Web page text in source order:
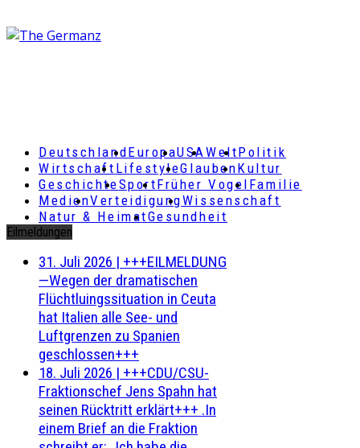
DeutschlandEuropaUSAWeltPolitik
Wirtschaft LifestyleGlaubenKultur
GeschichteSportFrüher Vogel Familie
MedienVerteidigungWissenschaft
Natur & HeimatGesundheit
Eilmeldungen
31. Juli 2026 | +++EILMELDUNG
—Wegen der dramatischen
Flüchtluingssituation in Ceuta
hat Italien alle See- und
Luftgrenzen zu Spanien
geschlossen+++
18. Juli 2026 | +++CDU/CSU-
Fraktionschef Jens Spahn hat
seinen Rücktritt erklärt+++ .In
einem Brief an die Fraktion